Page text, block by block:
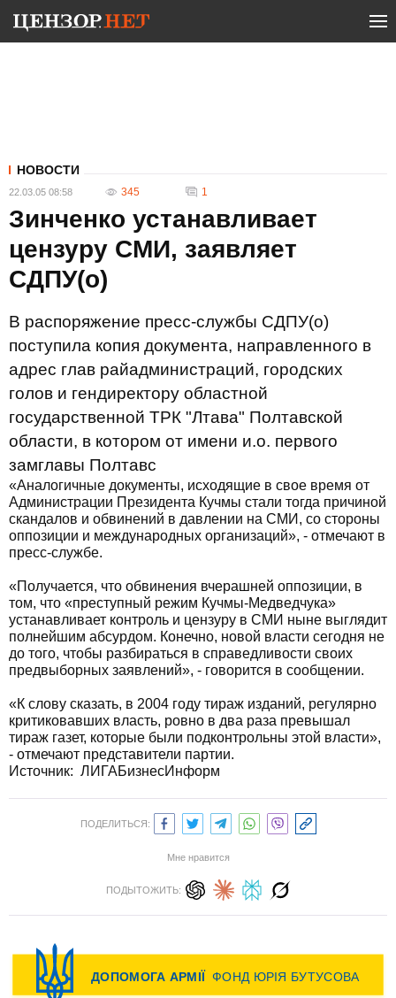
НОВОСТИ
22.03.05 08:58 345 1
Зинченко устанавливает
цензуру СМИ, заявляет
СДПУ(о)
В распоряжение пресс-службы СДПУ(о)
поступила копия документа, направленного в
адрес глав райадминистраций, городских
голов и гендиректору областной
государственной ТРК "Лтава" Полтавской
области, в котором от имени и.о. первого
замглавы Полтавс
«Аналогичные документы, исходящие в свое время от
Администрации Президента Кучмы стали тогда причиной
скандалов и обвинений в давлении на СМИ, со стороны
оппозиции и международных организаций», - отмечают в
пресс-службе.
«Получается, что обвинения вчерашней оппозиции, в
том, что «преступный режим Кучмы-Медведчука»
устанавливает контроль и цензуру в СМИ ныне выглядит
полнейшим абсурдом. Конечно, новой власти сегодня не
до того, чтобы разбираться в справедливости своих
предвыборных заявлений», - говорится в сообщении.
«К слову сказать, в 2004 году тираж изданий, регулярно
критиковавших власть, ровно в два раза превышал
тираж газет, которые были подконтрольны этой власти»,
- отмечают представители партии.
Источник: ЛИГАБизнесИнформ
ПОДЕЛИТЬСЯ:
Мне нравится
ПОДЫТОЖИТЬ: